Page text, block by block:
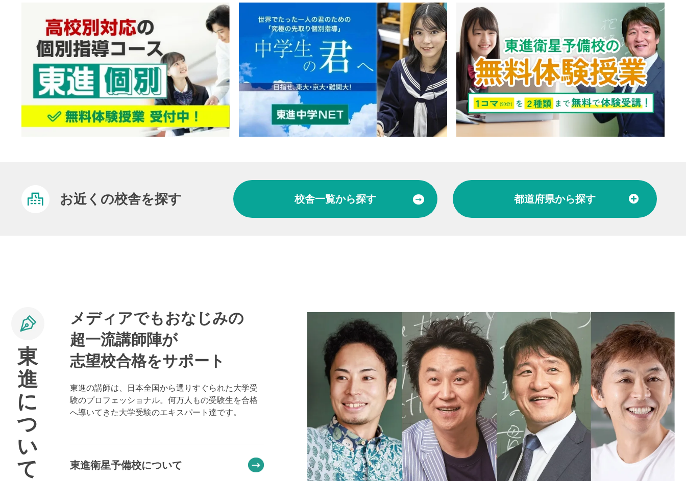
お近くの校舎を探す 校舎一覧から探す 都道府県から探す
中国 山口県
九州 福岡県 熊本県 長崎県
東
進
に
つ
い
て
メディアでもおなじみの
超一流講師陣が
志望校合格をサポート
東進の講師は、日本全国から選りすぐられた大学受
験のプロフェッショナル。何万人もの受験生を合格
へ導いてきた大学受験のエキスパート達です。
東進衛星予備校について